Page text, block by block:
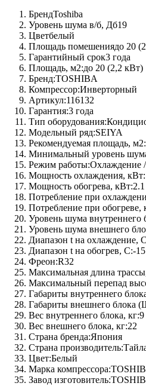
БрендToshiba
Уровень шума в/б, Дб19
Цветбелый
Площадь помешениядо 20
Гарантийный срок3 года
Площадь, м2:до 20 (2,2 кВт)
Бренд:TOSHIBA
Компрессор:Инверторный
Артикул:116132
Гарантия:3 года
Тип оборудования:
Модельный ряд:SEIYA
Рекомендуемая площадь, м2:
Минимальный уровень
Режим работы:Охлаждение
Мощность охлаждения, кВт:
Мощность обогрева, кВт:2.1
Потребление при
Потребление при обогреве,
Уровень шума внутреннего
Уровень шума внешнего
Диапазон t на охлаждение,
Диапазон t на обогрев, C:-
Фреон:R32
Максимальная длина
Максимальный перепад
Габариты внутреннего
Габариты внешнего блока
Вес внутреннего блока, кг:9
Вес внешнего блока, кг:22
Страна бренда:Япония
Страна производитель:
Цвет:Белый
Марка компрессора:
Завод изготовитель: